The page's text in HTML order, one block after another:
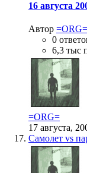
16 августа
Автор =ORG=
0
6,3 тыс
=ORG=
17 августа,
Самолет vs